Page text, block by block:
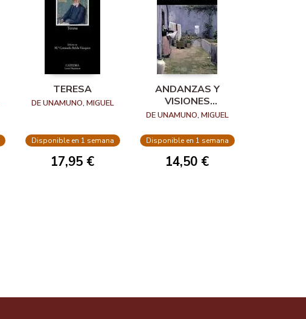
TERESA
DE UNAMUNO, MIGUEL
Disponible en 1 semana
17,95 €
ANDANZAS Y
VISIONES
ESPAÑOLAS
DE UNAMUNO, MIGUEL
Disponible en 1 semana
14,50 €